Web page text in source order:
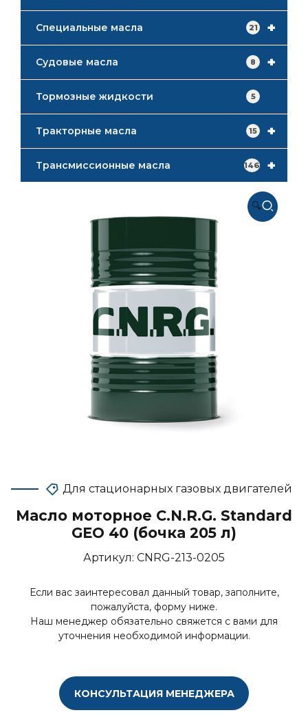
+
Специальные масла 21
+
Судовые масла 8
Тормозные жидкости 5
+
Тракторные масла 15
+
Трансмиссионные масла 146
🔍
Для стационарных газовых двигателей
Масло моторное C.N.R.G. Standard
GEO 40 (бочка 205 л)
Артикул: CNRG-213-0205
Если вас заинтересовал данный товар, заполните,
пожалуйста, форму ниже.
Наш менеджер обязательно свяжется с вами для
уточнения необходимой информации.
КОНСУЛЬТАЦИЯ МЕНЕДЖЕРА